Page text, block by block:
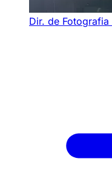
Dir. de Fotografia